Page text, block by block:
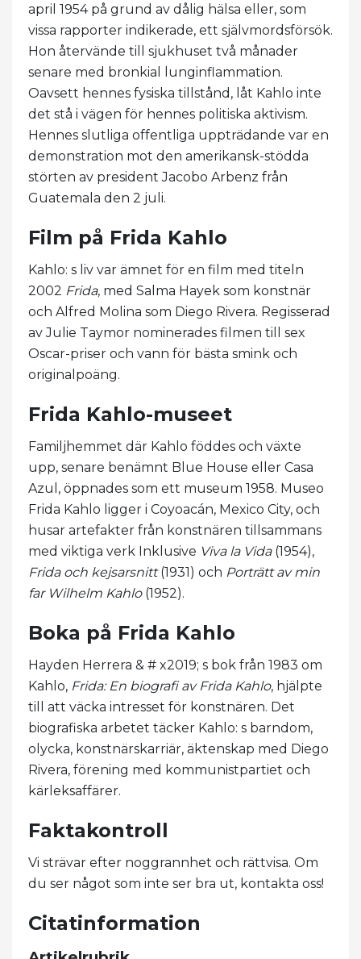
april 1954 på grund av dålig hälsa eller, som
vissa rapporter indikerade, ett självmordsförsök.
Hon återvände till sjukhuset två månader
senare med bronkial lunginflammation.
Oavsett hennes fysiska tillstånd, låt Kahlo inte
det stå i vägen för hennes politiska aktivism.
Hennes slutliga offentliga uppträdande var en
demonstration mot den amerikansk-stödda
störten av president Jacobo Arbenz från
Guatemala den 2 juli.
Film på Frida Kahlo
Kahlo: s liv var ämnet för en film med titeln
2002 Frida, med Salma Hayek som konstnär
och Alfred Molina som Diego Rivera. Regisserad
av Julie Taymor nominerades filmen till sex
Oscar-priser och vann för bästa smink och
originalpoäng.
Frida Kahlo-museet
Familjhemmet där Kahlo föddes och växte
upp, senare benämnt Blue House eller Casa
Azul, öppnades som ett museum 1958. Museo
Frida Kahlo ligger i Coyoacán, Mexico City, och
husar artefakter från konstnären tillsammans
med viktiga verk Inklusive Viva la Vida(1954),
Frida och kejsarsnitt(1931) och Porträtt av min
far Wilhelm Kahlo(1952).
Boka på Frida Kahlo
Hayden Herrera & # x2019; s bok från 1983 om
Kahlo, Frida: En biografi av Frida Kahlo, hjälpte
till att väcka intresset för konstnären. Det
biografiska arbetet täcker Kahlo: s barndom,
olycka, konstnärskarriär, äktenskap med Diego
Rivera, förening med kommunistpartiet och
kärleksaffärer.
Faktakontroll
Vi strävar efter noggrannhet och rättvisa. Om
du ser något som inte ser bra ut, kontakta oss!
Citatinformation